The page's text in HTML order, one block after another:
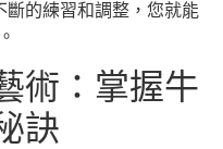
斷的練習和調整，您就能
術：掌握牛
訣